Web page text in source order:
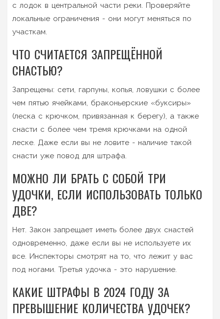
с лодок в центральной части реки. Проверяйте
локальные ограничения - они могут меняться по
участкам.
ЧТО СЧИТАЕТСЯ ЗАПРЕЩЁННОЙ
СНАСТЬЮ?
Запрещены: сети, гарпуны, копья, ловушки с более
чем пятью ячейками, браконьерские «буксиры»
(леска с крючком, привязанная к берегу), а также
снасти с более чем тремя крючками на одной
леске. Даже если вы не ловите - наличие такой
снасти уже повод для штрафа.
МОЖНО ЛИ БРАТЬ С СОБОЙ ТРИ
УДОЧКИ, ЕСЛИ ИСПОЛЬЗОВАТЬ ТОЛЬКО
ДВЕ?
Нет. Закон запрещает иметь более двух снастей
одновременно, даже если вы не используете их
все. Инспекторы смотрят на то, что лежит у вас
под ногами. Третья удочка - это нарушение.
КАКИЕ ШТРАФЫ В 2024 ГОДУ ЗА
ПРЕВЫШЕНИЕ КОЛИЧЕСТВА УДОЧЕК?